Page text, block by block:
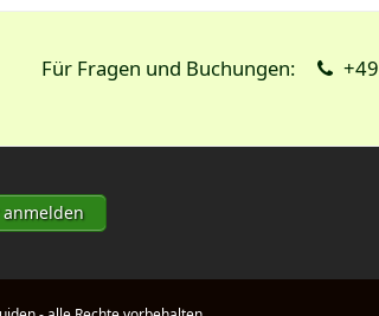
Für Fragen und Buchungen: